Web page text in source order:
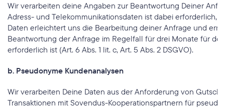
Wir verarbeiten deine Angaben zur Beantwortung Deiner
Adress- und Telekommunikationsdaten ist dabei
Daten erleichtert uns die Bearbeitung deiner Anfrage und
Beantwortung der Anfrage im Regelfall für drei Monate für
erforderlich ist (Art. 6 Abs. 1 lit. c, Art. 5 Abs. 2 DSGVO).
b. Pseudonyme Kundenanalysen
Wir verarbeiten Deine Daten aus der Anforderung von
Transaktionen mit Sovendus-Kooperationspartnern für